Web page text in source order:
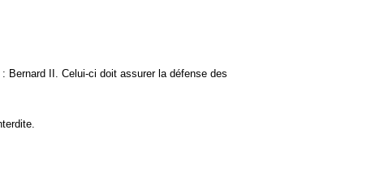
Bernard II. Celui-ci doit assurer la défense des